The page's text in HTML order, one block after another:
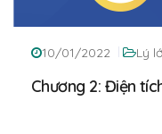
10/01/2022 Lý
Chương 2: Điện